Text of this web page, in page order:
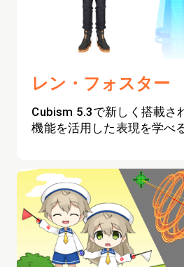
レン・フォスター
Cubism 5.3で新しく搭載さ
機能を活用した表現を学べ